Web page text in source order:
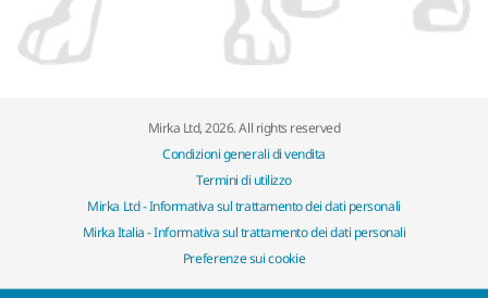
Mirka Ltd, 2026. All rights reserved
Condizioni generali di vendita
Termini di utilizzo
Mirka Ltd - Informativa sul trattamento dei dati personali
Mirka Italia - Informativa sul trattamento dei dati personali
Preferenze sui cookie